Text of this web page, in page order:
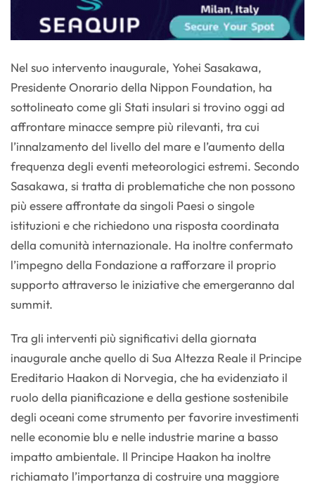
Nel suo intervento inaugurale, Yohei Sasakawa,
Presidente Onorario della Nippon Foundation, ha
sottolineato come gli Stati insulari si trovino oggi ad
affrontare minacce sempre più rilevanti, tra cui
l’innalzamento del livello del mare e l’aumento della
frequenza degli eventi meteorologici estremi. Secondo
Sasakawa, si tratta di problematiche che non possono
più essere affrontate da singoli Paesi o singole
istituzioni e che richiedono una risposta coordinata
della comunità internazionale. Ha inoltre confermato
l’impegno della Fondazione a rafforzare il proprio
supporto attraverso le iniziative che emergeranno dal
summit.
Tra gli interventi più significativi della giornata
inaugurale anche quello di Sua Altezza Reale il Principe
Ereditario Haakon di Norvegia, che ha evidenziato il
ruolo della pianificazione e della gestione sostenibile
degli oceani come strumento per favorire investimenti
nelle economie blu e nelle industrie marine a basso
impatto ambientale. Il Principe Haakon ha inoltre
richiamato l’importanza di costruire una maggiore